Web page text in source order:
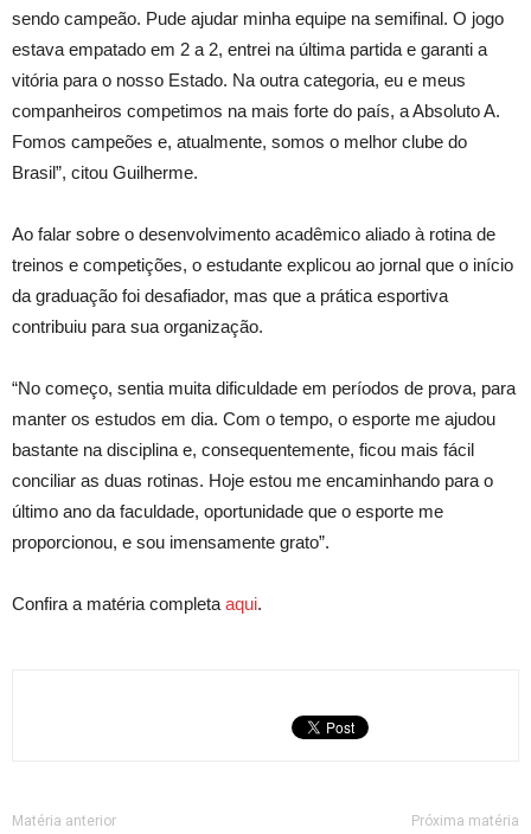
sendo campeão. Pude ajudar minha equipe na semifinal. O jogo
estava empatado em 2 a 2, entrei na última partida e garanti a
vitória para o nosso Estado. Na outra categoria, eu e meus
companheiros competimos na mais forte do país, a Absoluto A.
Fomos campeões e, atualmente, somos o melhor clube do
Brasil”, citou Guilherme.
Ao falar sobre o desenvolvimento acadêmico aliado à rotina de
treinos e competições, o estudante explicou ao jornal que o início
da graduação foi desafiador, mas que a prática esportiva
contribuiu para sua organização.
“No começo, sentia muita dificuldade em períodos de prova, para
manter os estudos em dia. Com o tempo, o esporte me ajudou
bastante na disciplina e, consequentemente, ficou mais fácil
conciliar as duas rotinas. Hoje estou me encaminhando para o
último ano da faculdade, oportunidade que o esporte me
proporcionou, e sou imensamente grato”.
Confira a matéria completa aqui.
Matéria anterior Próxima matéria